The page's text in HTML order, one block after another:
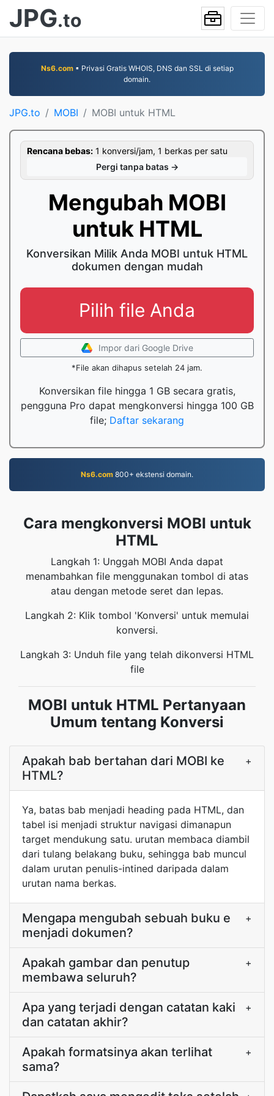
JPG.to
Ns6.com▪ Privasi Gratis WHOIS, DNS dan SSL di setiap
domain.
JPG.to MOBI MOBI untuk HTML
Rencana bebas: 1 konversi/jam, 1 berkas per satu
Pergi tanpa batas →
Mengubah MOBI
untuk HTML
Konversikan Milik Anda MOBI untuk HTML
dokumen dengan mudah
Pilih file Anda
Impor dari Google Drive
*File akan dihapus setelah 24 jam.
Konversikan file hingga 1 GB secara gratis,
pengguna Pro dapat mengkonversi hingga 100 GB
file; Daftar sekarang
Ns6.com 800+ ekstensi domain.
Cara mengkonversi MOBI untuk
HTML
Langkah 1: Unggah MOBI Anda dapat
menambahkan file menggunakan tombol di atas
atau dengan metode seret dan lepas.
Langkah 2: Klik tombol 'Konversi' untuk memulai
konversi.
Langkah 3: Unduh file yang telah dikonversi HTML
file
MOBI untuk HTML Pertanyaan
Umum tentang Konversi
Apakah bab bertahan dari MOBI ke
HTML?
+
Ya, batas bab menjadi heading pada HTML, dan
tabel isi menjadi struktur navigasi dimanapun
target mendukung satu. urutan membaca diambil
dari tulang belakang buku, sehingga bab muncul
dalam urutan penulis-intined daripada dalam
urutan nama berkas.
Mengapa mengubah sebuah buku e
menjadi dokumen?
+
Apakah gambar dan penutup
membawa seluruh?
+
Apa yang terjadi dengan catatan kaki
dan catatan akhir?
+
Apakah formatsinya akan terlihat
sama?
+